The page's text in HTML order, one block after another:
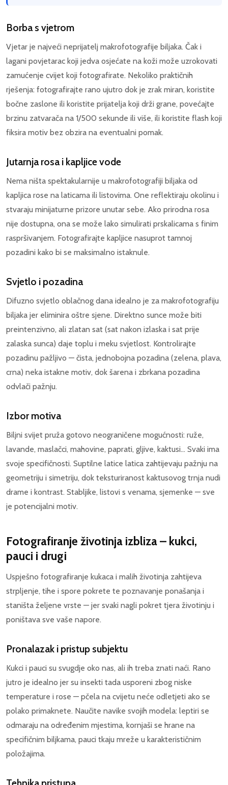
Borba s vjetrom
Vjetar je najveći neprijatelj makrofotografije biljaka. Čak i
lagani povjetarac koji jedva osjećate na koži može uzrokovati
zamućenje cvijet koji fotografirate. Nekoliko praktičnih
rješenja: fotografirajte rano ujutro dok je zrak miran, koristite
bočne zaslone ili koristite prijatelja koji drži grane, povećajte
brzinu zatvarača na 1/500 sekunde ili više, ili koristite flash koji
fiksira motiv bez obzira na eventualni pomak.
Jutarnja rosa i kapljice vode
Nema ništa spektakularnije u makrofotografiji biljaka od
kapljica rose na laticama ili listovima. One reflektiraju okolinu i
stvaraju minijaturne prizore unutar sebe. Ako prirodna rosa
nije dostupna, ona se može lako simulirati prskalicama s finim
raspršivanjem. Fotografirajte kapljice nasuprot tamnoj
pozadini kako bi se maksimalno istaknule.
Svjetlo i pozadina
Difuzno svjetlo oblačnog dana idealno je za makrofotografiju
biljaka jer eliminira oštre sjene. Direktno sunce može biti
preintenzivno, ali zlatan sat (sat nakon izlaska i sat prije
zalaska sunca) daje toplu i meku svjetlost. Kontrolirajte
pozadinu pažljivo — čista, jednobojna pozadina (zelena, plava,
crna) neka istakne motiv, dok šarena i zbrkana pozadina
odvlači pažnju.
Izbor motiva
Biljni svijet pruža gotovo neograničene mogućnosti: ruže,
lavande, maslačci, mahovine, paprati, gljive, kaktusi... Svaki ima
svoje specifičnosti. Suptilne latice latica zahtijevaju pažnju na
geometriju i simetriju, dok teksturiranost kaktusovog trnja nudi
drame i kontrast. Stabljike, listovi s venama, sjemenke — sve
je potencijalni motiv.
Fotografiranje životinja izbliza – kukci,
pauci i drugi
Uspješno fotografiranje kukaca i malih životinja zahtijeva
strpljenje, tihe i spore pokrete te poznavanje ponašanja i
staništa željene vrste — jer svaki nagli pokret tjera životinju i
poništava sve vaše napore.
Pronalazak i pristup subjektu
Kukci i pauci su svugdje oko nas, ali ih treba znati naći. Rano
jutro je idealno jer su insekti tada usporeni zbog niske
temperature i rose — pčela na cvijetu neće odletjeti ako se
polako primaknete. Naučite navike svojih modela: leptiri se
odmaraju na određenim mjestima, kornjaši se hrane na
specifičnim biljkama, pauci tkaju mreže u karakterističnim
položajima.